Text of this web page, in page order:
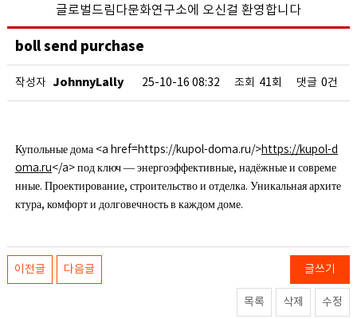
글로벌드림다문화연구소에 오신걸 환영합니다
boll send purchase
작성자 JohnnyLally 25-10-16 08:32 조회 41회 댓글 0건
Купольные дома <a href=https://kupol-doma.ru/>https://kupol-d
oma.ru</a> под ключ — энергоэффективные, надёжные и совреме
нные. Проектирование, строительство и отделка. Уникальная архите
ктура, комфорт и долговечность в каждом доме.
이전글 다음글 글쓰기
수정
삭제
목록